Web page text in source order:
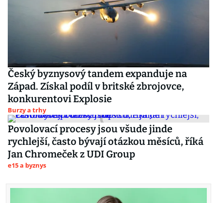
Český byznysový tandem expanduje na
Západ. Získal podíl v britské zbrojovce,
konkurentovi Explosie
Burzy a trhy
Povolovací procesy jsou všude jinde
rychlejší, často bývají otázkou měsíců, říká
Jan Chromeček z UDI Group
e15 a byznys